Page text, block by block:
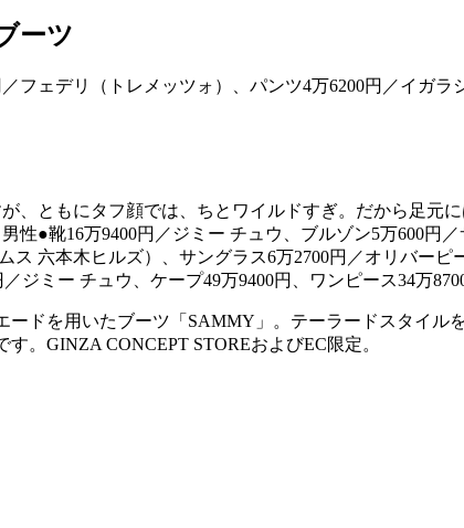
ーツ
、ともにタフ顔では、ちとワイルドすぎ。だから足元
性●靴16万9400円／ジミー チュウ、ブルゾン5万600円
ス 六本木ヒルズ）、サングラス6万2700円／オリバー
ジミー チュウ、ケープ49万9400円、ワンピース34万
ドを用いたブーツ「SAMMY」。テーラードスタイ
。GINZA CONCEPT STOREおよびEC限定。